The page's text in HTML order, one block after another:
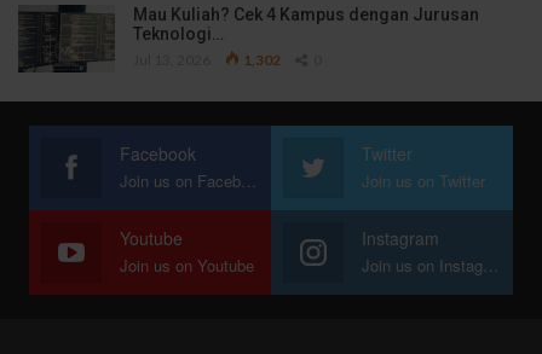
Mau Kuliah? Cek 4 Kampus dengan Jurusan
Teknologi…
1,302
Facebook
Join us on Facebook
Twitter
Join us on Twitter
Youtube
Join us on Youtube
Instagram
Join us on Instagram